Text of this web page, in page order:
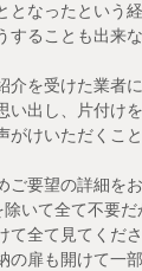
となったという
することも出来
介を受けた業者
い出し、片付け
がけいただくこ
ご要望の詳細を
いて全て不要だ
て全て見てくだ
の扉も開けて一